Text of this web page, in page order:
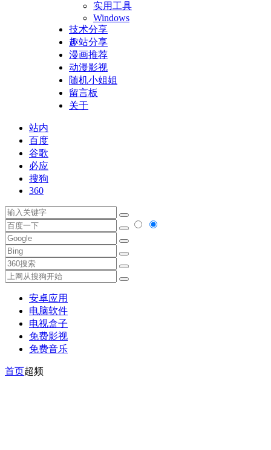
实用工具
Windows
技术分享
趣站分享
漫画推荐
动漫影视
随机小姐姐
留言板
关于
站内
百度
谷歌
必应
搜狗
360
安卓应用
电脑软件
电视盒子
免费影视
免费音乐
首页超频